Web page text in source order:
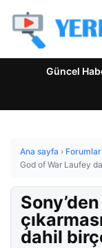
Güncel
Ana sayfa › Forumlar
God of War Laufey
dahil